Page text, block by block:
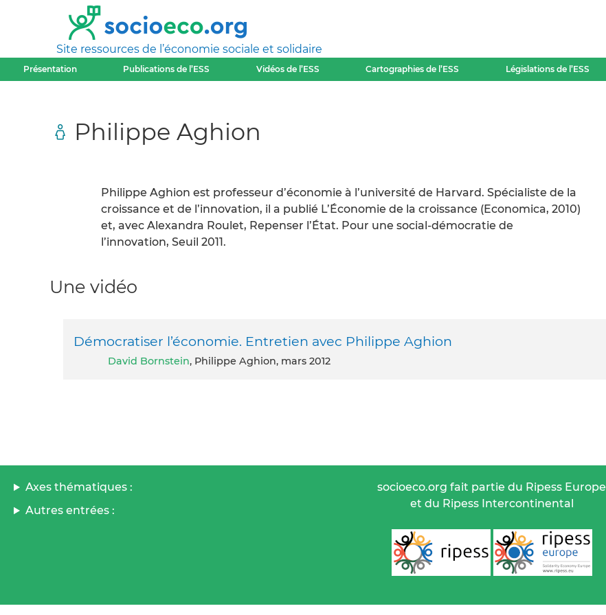
Site ressources de l’économie sociale et solidaire
Présentation Publications de l’ESS Vidéos de l’ESS Cartographies de l’ESS Législations de l’ESS
Philippe Aghion
Philippe Aghion est professeur d’économie à l’université de Harvard. Spécialiste de la
croissance et de l’innovation, il a publié L’Économie de la croissance (Economica, 2010)
et, avec Alexandra Roulet, Repenser l’État. Pour une social-démocratie de
l’innovation, Seuil 2011.
Une vidéo
Démocratiser l’économie. Entretien avec Philippe Aghion
David Bornstein, Philippe Aghion, mars 2012
Axes thématiques :
Autres entrées :
socioeco.org fait partie du Ripess Europe
et du Ripess Intercontinental